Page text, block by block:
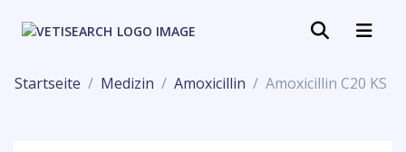
Startseite Medizin Amoxicillin Amoxicillin C20 KS